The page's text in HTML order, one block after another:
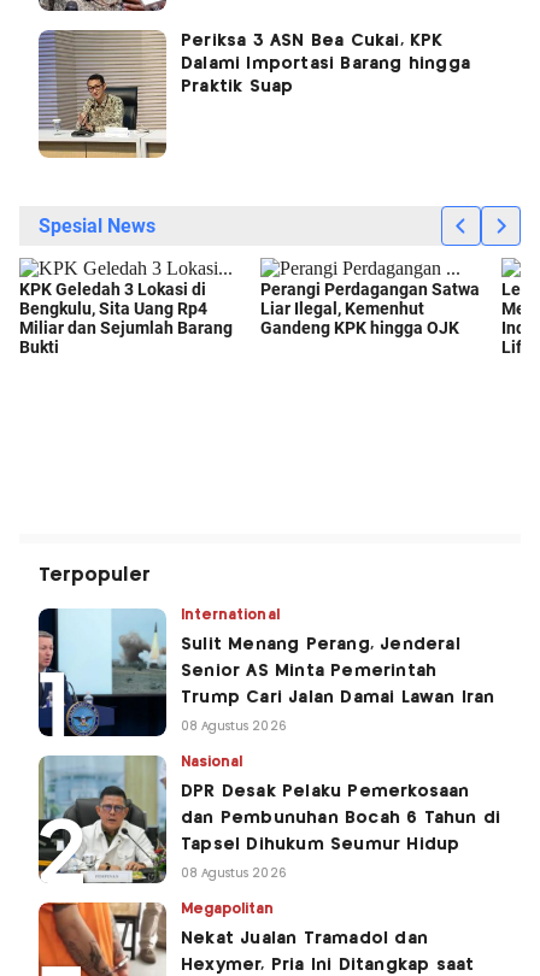
Periksa 3 ASN Bea Cukai, KPK
Dalami Importasi Barang hingga
Praktik Suap
Terpopuler
International
Sulit Menang Perang, Jenderal
Senior AS Minta Pemerintah
Trump Cari Jalan Damai Lawan Iran
08 Agustus 2026
Nasional
DPR Desak Pelaku Pemerkosaan
dan Pembunuhan Bocah 6 Tahun di
Tapsel Dihukum Seumur Hidup
08 Agustus 2026
Megapolitan
Nekat Jualan Tramadol dan
Hexymer, Pria Ini Ditangkap saat